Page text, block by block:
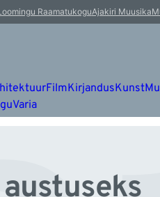
RaamatukoguAjakiri Muusika
FilmKirjandusKunst
Varia